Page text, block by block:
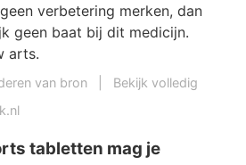
verbetering merken, dan
geen baat bij dit medicijn.
arts.
van bron
Bekijk volledig
tabletten mag je